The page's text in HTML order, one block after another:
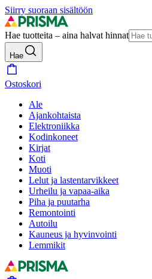
Siirry suoraan sisältöön
Hae tuotteita – aina halvat hinnat
Hae
Ostoskori
Ale
Ajankohtaista
Elektroniikka
Kodinkoneet
Kirjat
Koti
Muoti
Lelut ja lastentarvikkeet
Urheilu ja vapaa-aika
Piha ja puutarha
Remontointi
Autoilu
Kauneus ja hyvinvointi
Lemmikit